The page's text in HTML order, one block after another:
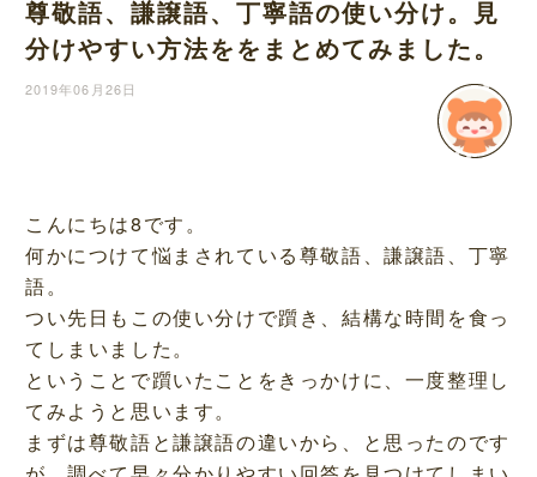
尊敬語、謙譲語、丁寧語の使い分け。見
分けやすい方法ををまとめてみました。
2019年06月26日
こんにちは8です。
何かにつけて悩まされている尊敬語、謙譲語、丁寧
語。
つい先日もこの使い分けで躓き、結構な時間を食っ
てしまいました。
ということで躓いたことをきっかけに、一度整理し
てみようと思います。
まずは尊敬語と謙譲語の違いから、と思ったのです